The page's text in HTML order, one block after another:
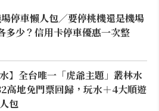
停車懶人包／要停桃機還是機場
多少？信用卡停車優惠一次整
水】全台唯一「虎爺主題」叢林水
高地免門票回歸，玩水＋4大順遊
包